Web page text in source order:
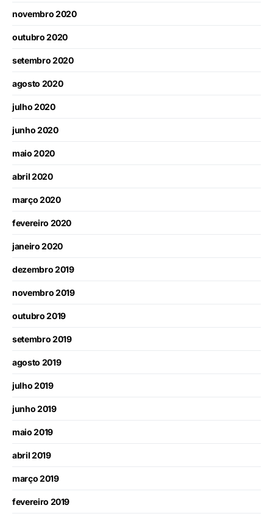
novembro 2020
outubro 2020
setembro 2020
agosto 2020
julho 2020
junho 2020
maio 2020
abril 2020
março 2020
fevereiro 2020
janeiro 2020
dezembro 2019
novembro 2019
outubro 2019
setembro 2019
agosto 2019
julho 2019
junho 2019
maio 2019
abril 2019
março 2019
fevereiro 2019